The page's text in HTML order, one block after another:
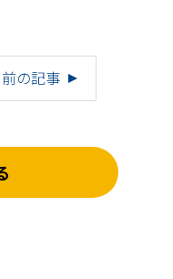
前の記事